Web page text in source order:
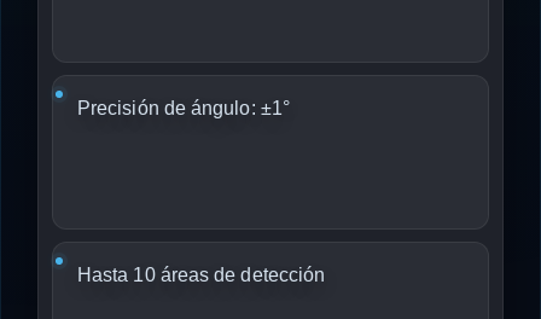
Precisión de ángulo: ±1°
Hasta 10 áreas de detección